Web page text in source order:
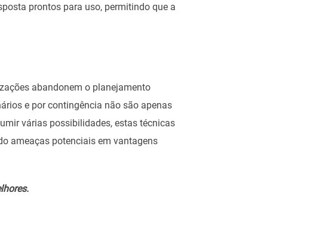
prontos para uso, permitindo que a
abandonem o planejamento
e por contingência não são apenas
várias possibilidades, estas técnicas
ameaças potenciais em vantagens